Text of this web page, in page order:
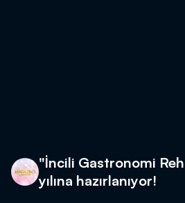
"İncili Gastronomi
yılına hazırlanıyor!